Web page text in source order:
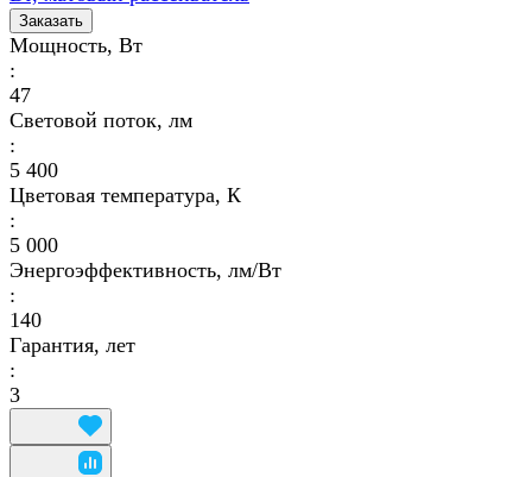
Заказать
Мощность, Вт
:
47
Световой поток, лм
:
5 400
Цветовая температура, К
:
5 000
Энергоэффективность, лм/Вт
:
140
Гарантия, лет
:
3